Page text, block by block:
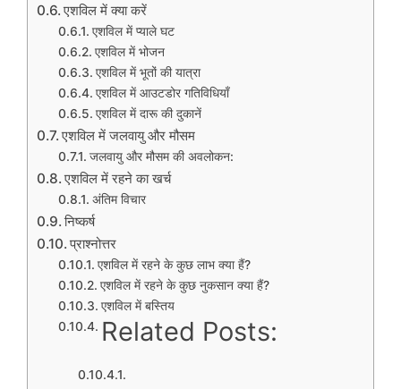
एशविल में क्या करें
एशविल में प्याले घट
एशविल में भोजन
एशविल में भूतों की यात्रा
एशविल में आउटडोर गतिविधियाँ
एशविल में दारू की दुकानें
एशविल में जलवायु और मौसम
जलवायु और मौसम की अवलोकन:
एशविल में रहने का खर्च
अंतिम विचार
निष्कर्ष
प्राश्नोत्तर
एशविल में रहने के कुछ लाभ क्या हैं?
एशविल में रहने के कुछ नुकसान क्या हैं?
एशविल में बस्तिय
Related Posts: